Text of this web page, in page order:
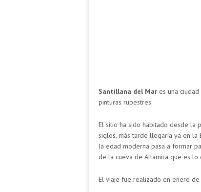
Santillana del Mar es una
pinturas rupestres.
El sitio ha sido habitado desde la
siglos, más tarde llegaría ya en la
la edad moderna pasa a formar
de la cueva de Altamira que es lo
El viaje fue realizado en enero